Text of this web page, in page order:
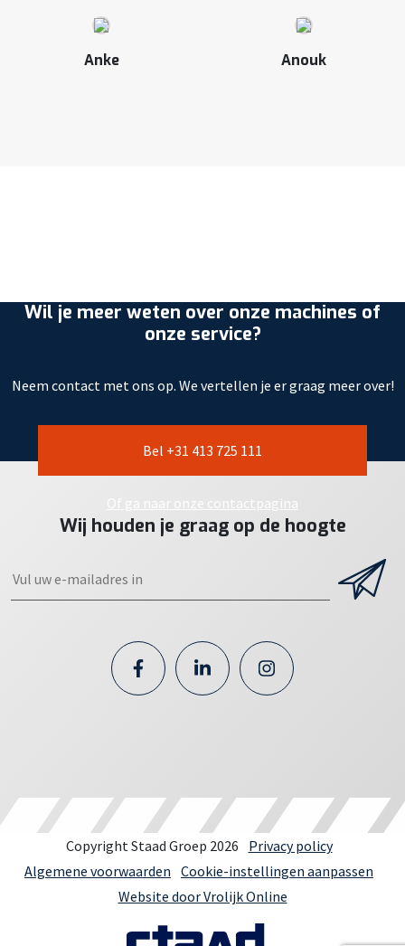
Anke Anouk
Wil je meer weten over onze machines of
onze service?
Neem contact met ons op. We vertellen je er graag meer over!
Bel +31 413 725 111
Of ga naar onze contactpagina
Wij houden je graag op de hoogte
Copyright Staad Groep 2026
Privacy policy
Algemene voorwaarden Cookie-instellingen aanpassen
Website door Vrolijk Online